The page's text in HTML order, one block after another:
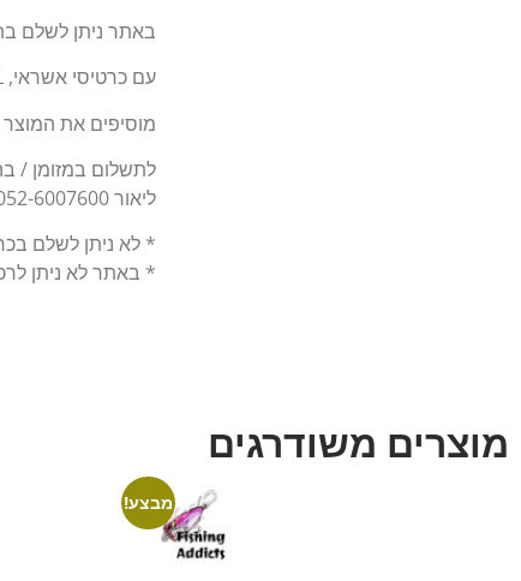
באתר ניתן לשלם
עם כרטיסי אשראי, BIT, PAY PAL.
מוסיפים את
לתשלום במזומן / בהעברה
ליאור 052-6007600
* לא ניתן לשלם
* באתר לא ניתן
מוצרים משודרגים
מבצע!